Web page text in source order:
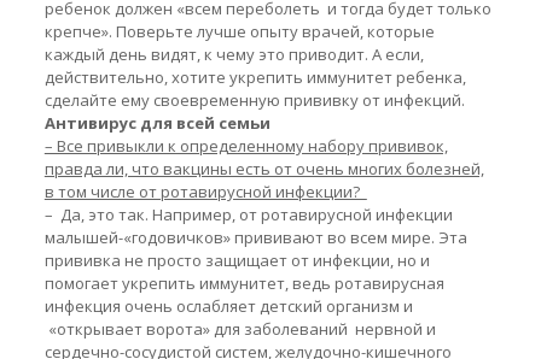
ребенок должен «всем переболеть и тогда будет только
крепче». Поверьте лучше опыту врачей, которые
каждый день видят, к чему это приводит. А если,
действительно, хотите укрепить иммунитет ребенка,
сделайте ему своевременную прививку от инфекций.
Антивирус для всей семьи
– Все привыкли к определенному набору прививок,
правда ли, что вакцины есть от очень многих болезней,
в том числе от ротавирусной инфекции?
– Да, это так. Например, от ротавирусной инфекции
малышей-«годовичков» прививают во всем мире. Эта
прививка не просто защищает от инфекции, но и
помогает укрепить иммунитет, ведь ротавирусная
инфекция очень ослабляет детский организм и
«открывает ворота» для заболеваний нервной и
сердечно-сосудистой систем, желудочно-кишечного